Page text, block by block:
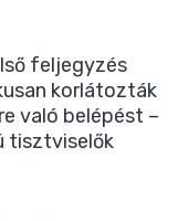
feljegyzés
korlátozták
való belépést –
tisztviselők